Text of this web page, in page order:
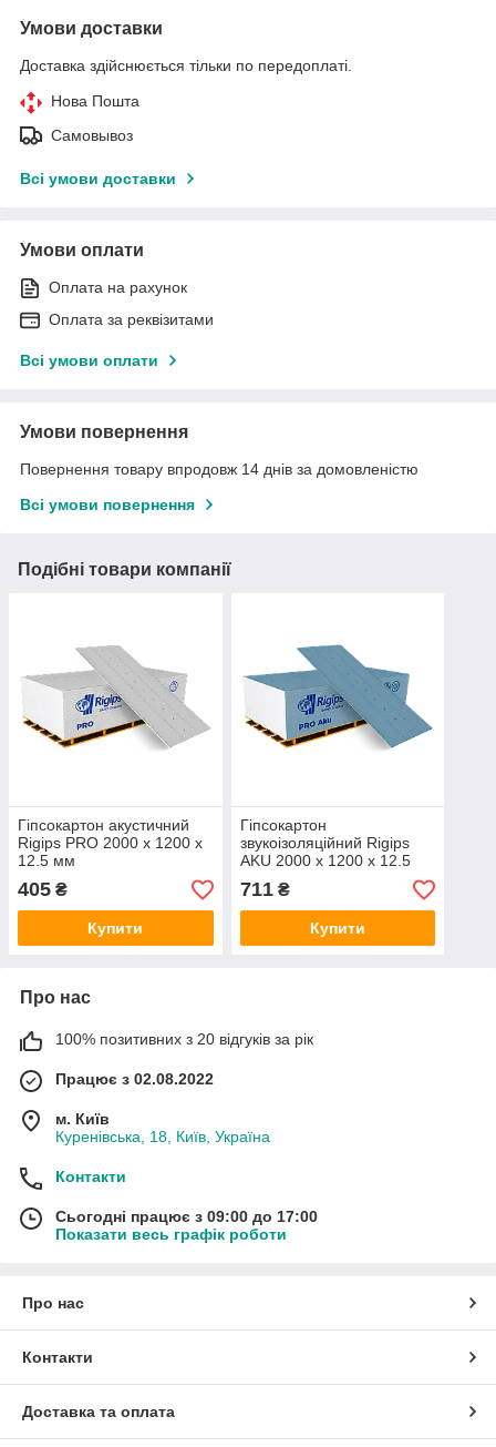
Умови доставки
Доставка здійснюється тільки по передоплаті.
Нова Пошта
Самовывоз
Всі умови доставки
Умови оплати
Оплата на рахунок
Оплата за реквізитами
Всі умови оплати
Умови повернення
Повернення товару впродовж 14 днів за домовленістю
Всі умови повернення
Подібні товари компанії
Гіпсокартон акустичний
Rigips PRO 2000 х 1200 х
12.5 мм
405 ₴
Купити
Гіпсокартон
звукоізоляційний Rigips
AKU 2000 х 1200 х 12.5
мм
711₴
Купити
Про нас
100% позитивних з 20 відгуків за рік
Працює з 02.08.2022
м. Київ
Куренівська, 18, Київ, Україна
Контакти
Сьогодні працює з 09:00 до 17:00
Показати весь графік роботи
Про нас
Контакти
Доставка та оплата